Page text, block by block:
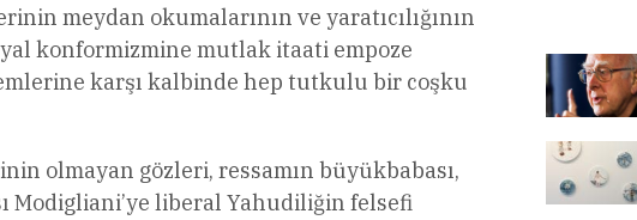
meydan okumalarının ve yaratıcılığının
konformizmine mutlak itaati empoze
karşı kalbinde hep tutkulu bir coşku
olmayan gözleri, ressamın büyükbabası,
Modigliani’ye liberal Yahudiliğin felsefi